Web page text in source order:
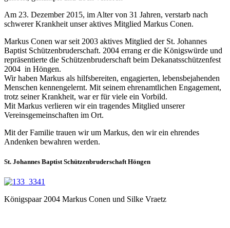
Am 23. Dezember 2015, im Alter von 31 Jahren, verstarb nach
schwerer Krankheit unser aktives Mitglied Markus Conen.
Markus Conen war seit 2003 aktives Mitglied der St. Johannes
Baptist Schützenbruderschaft. 2004 errang er die Königswürde und
repräsentierte die Schützenbruderschaft beim Dekanatsschützenfest
2004 in Höngen.
Wir haben Markus als hilfsbereiten, engagierten, lebensbejahenden
Menschen kennengelernt. Mit seinem ehrenamtlichen Engagement,
trotz seiner Krankheit, war er für viele ein Vorbild.
Mit Markus verlieren wir ein tragendes Mitglied unserer
Vereinsgemeinschaften im Ort.
Mit der Familie trauen wir um Markus, den wir ein ehrendes
Andenken bewahren werden.
St. Johannes Baptist Schützenbruderschaft Höngen
Königspaar 2004 Markus Conen und Silke Vraetz